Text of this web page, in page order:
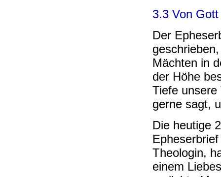
3.3 Von
Der
Mächten in
der Höhe
Tiefe
gerne sagt,
Die heutige
Theologin,
einem